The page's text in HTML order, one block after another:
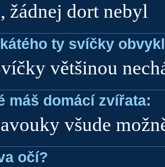
žádnej dort nebyl
ty svíčky
většinou
máš domácí zvířata:
všude
očí?